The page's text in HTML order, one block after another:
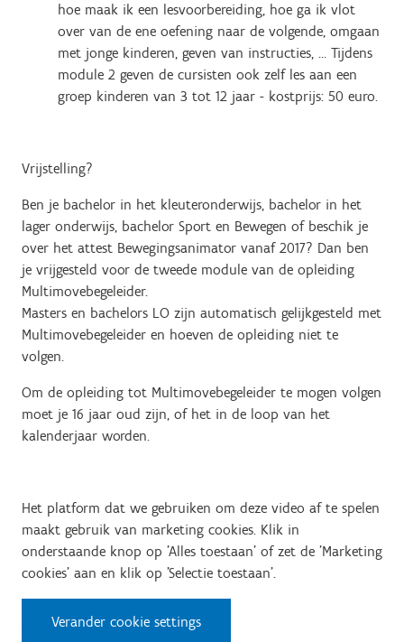
hoe maak ik een lesvoorbereiding, hoe ga ik vlot
over van de ene oefening naar de volgende, omgaan
met jonge kinderen, geven van instructies, … Tijdens
module 2 geven de cursisten ook zelf les aan een
groep kinderen van 3 tot 12 jaar - kostprijs: 50 euro.
Vrijstelling?
Ben je bachelor in het kleuteronderwijs, bachelor in het
lager onderwijs, bachelor Sport en Bewegen of beschik je
over het attest Bewegingsanimator vanaf 2017? Dan ben
je vrijgesteld voor de tweede module van de opleiding
Multimovebegeleider.
Masters en bachelors LO zijn automatisch gelijkgesteld met
Multimovebegeleider en hoeven de opleiding niet te
volgen.
Om de opleiding tot Multimovebegeleider te mogen volgen
moet je 16 jaar oud zijn, of het in de loop van het
kalenderjaar worden.
Het platform dat we gebruiken om deze video af te spelen
maakt gebruik van marketing cookies. Klik in
onderstaande knop op 'Alles toestaan' of zet de 'Marketing
cookies' aan en klik op 'Selectie toestaan'.
Verander cookie settings